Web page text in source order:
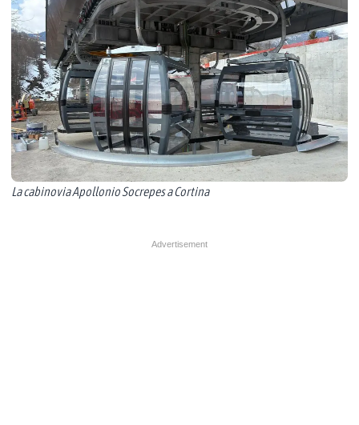
La cabinovia Apollonio Socrepes a Cortina